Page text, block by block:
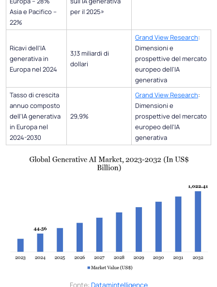
Asia e Pacifico –
22%
per il 2025»
Ricavi dell'IA
generativa in
Europa nel 2024
3,13 miliardi di
dollari
Grand View Research:
Dimensioni e
prospettive del mercato
europeo dell'IA
generativa
Tasso di crescita
annuo composto
dell'IA generativa
in Europa nel
2024-2030
29,9%
Grand View Research:
Dimensioni e
prospettive del mercato
europeo dell'IA
generativa
Fonte: Datamintelligence